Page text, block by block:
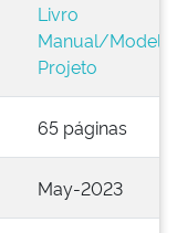
Livro
Manual/Modelo
Projeto
65 páginas
May-2023